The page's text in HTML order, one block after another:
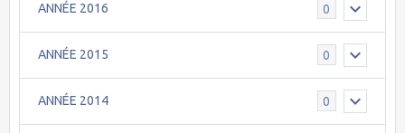
ANNÉE 2016 0
ANNÉE 2015 0
ANNÉE 2014 0